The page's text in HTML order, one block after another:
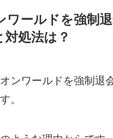
ワールドを強制
処法は？
ンワールドを強制退
。